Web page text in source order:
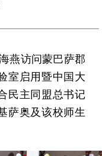
燕访问蒙巴萨郡
室启用暨中国大
民主同盟总书记
萨奥及该校师生